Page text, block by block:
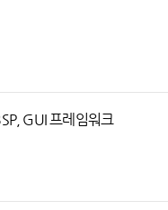
GUI 프레임워크